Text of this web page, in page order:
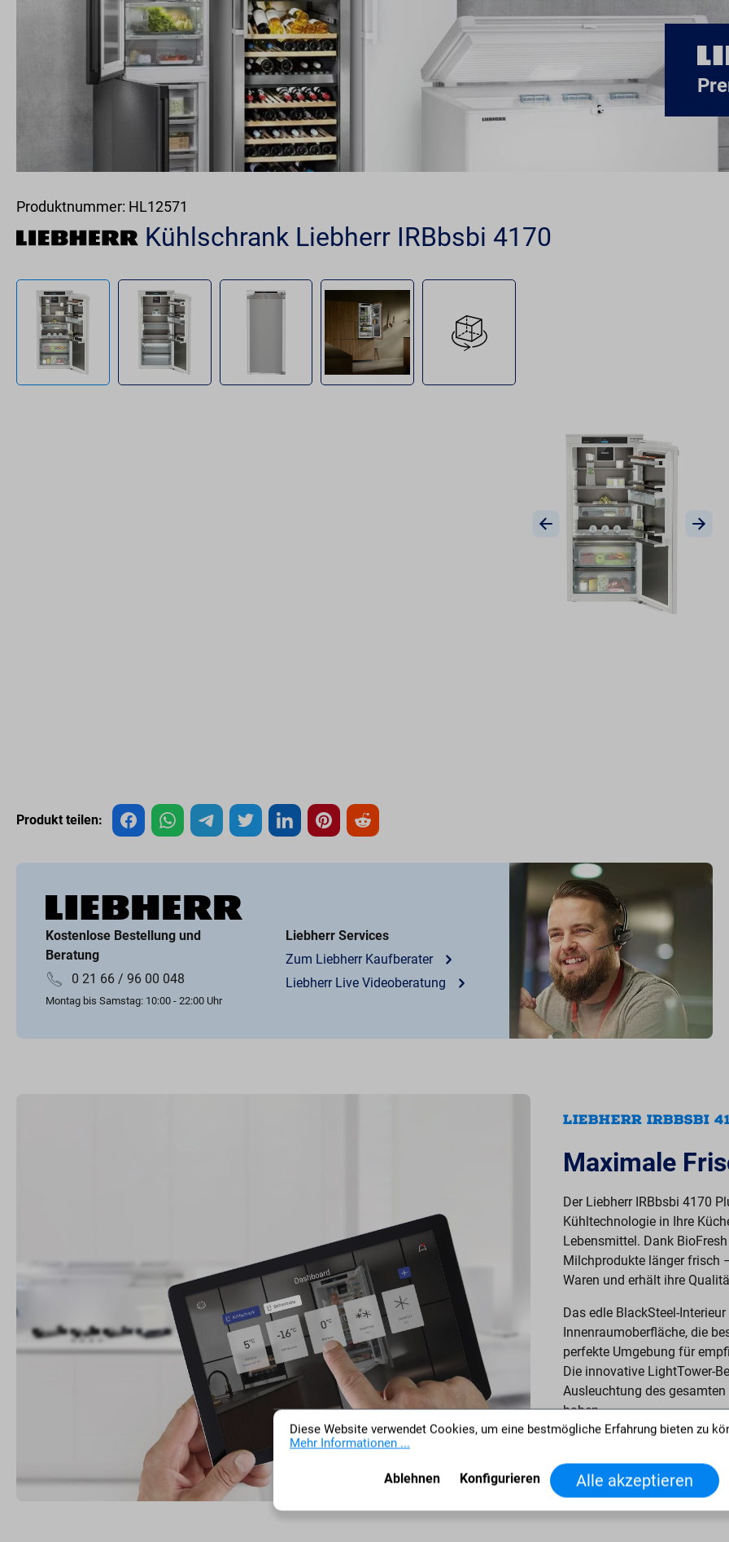
Produktnummer: HL12571
Kühlschrank Liebherr IRBbsbi 4170
Bildergalerie überspringen
Produkt teilen:
Kostenlose Bestellung und
Beratung
0 21 66 / 96 00 048
Montag bis Samstag: 10:00 - 22:00 Uhr
Liebherr Services
Zum Liebherr Kaufberater
Liebherr Live Videoberatung
LIEBHERR IRBBSBI
Maximale
Der Liebherr IRBbsbi 4170
Kühltechnologie in Ihre
Lebensmittel. Dank
Milchprodukte länger frisch
Waren und erhält ihre
Das edle BlackSteel-
Innenraumoberfläche, die
perfekte Umgebung für
Die innovative LightTower-
Ausleuchtung des
haben.
Durch durchdachte
IRBbsbi 4170 als
Diese Website verwendet Cookies, um eine bestmögliche Erfahrung bieten zu
Mehr Informationen ...
Ablehnen Konfigurieren Alle akzeptieren